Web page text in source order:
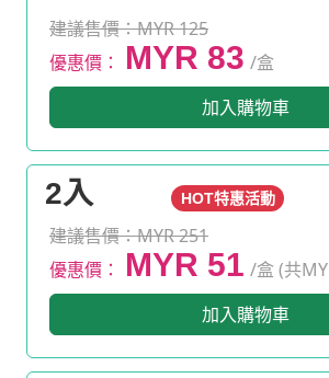
建議售價：MYR 125
優惠價：
MYR 83 /盒
加入購物車
2入 HOT特惠活動
建議售價：MYR 251
優惠價：
MYR 51 /盒 (共
加入購物車